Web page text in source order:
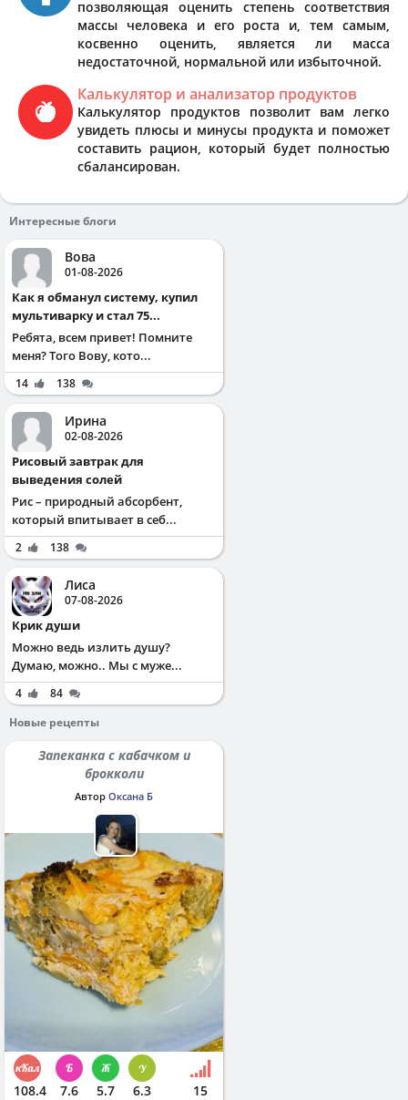
позволяющая оценить степень соответствия
массы человека и его роста и, тем самым,
косвенно оценить, является ли масса
недостаточной, нормальной или избыточной.
Калькулятор и анализатор продуктов
Калькулятор продуктов позволит вам легко
увидеть плюсы и минусы продукта и поможет
составить рацион, который будет полностью
сбалансирован.
Интересные блоги
Вова
01-08-2026
Как я обманул систему, купил
мультиварку и стал 75...
Ребята, всем привет! Помните
меня? Того Вову, кото...
14 138
Ирина
02-08-2026
Рисовый завтрак для
выведения солей
Рис – природный абсорбент,
который впитывает в себ...
2 138
Лиса
07-08-2026
Крик души
Можно ведь излить душу?
Думаю, можно.. Мы с муже...
4
84
Новые рецепты
Запеканка с кабачком и
брокколи
Автор Оксана Б
108.4 7.6 5.7 6.3 15